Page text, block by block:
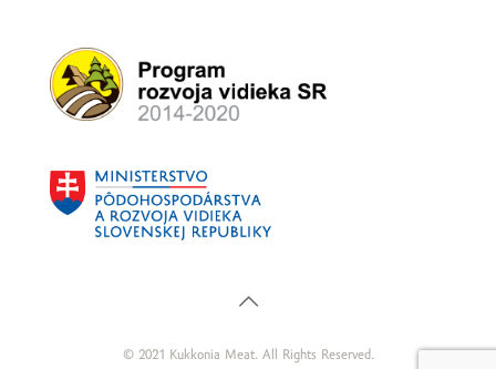
© 2021 Kukkonia Meat. All Rights Reserved.